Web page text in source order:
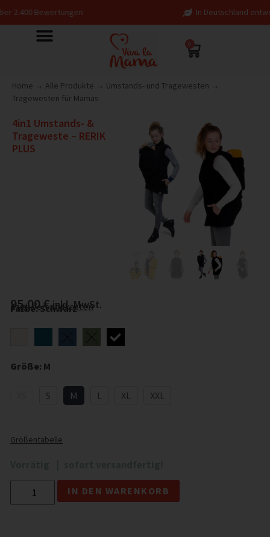
In Deutschland entworfen – fair in
0
Home → Alle Produkte → Umstands- und Tragewesten →
Tragewesten für Mamas
4in1 Umstands- &
Trageweste – RERIK
PLUS
95,00€ inkl. MwSt.
zzgl.Versandkosten
Größe: M
S M L XL XXL
Größentabelle
Farbe:Schwarz
IN DEN WARENKORB